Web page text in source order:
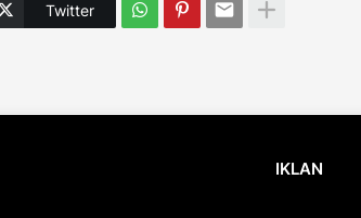
Twitter
IKLAN